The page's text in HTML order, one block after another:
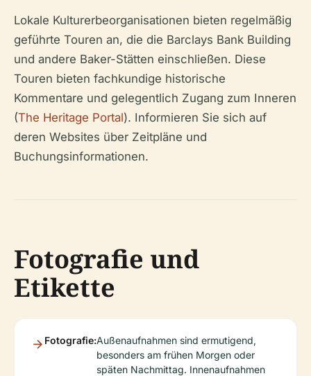
Lokale Kulturerbeorganisationen bieten regelmäßig
geführte Touren an, die die Barclays Bank Building
und andere Baker-Stätten einschließen. Diese
Touren bieten fachkundige historische
Kommentare und gelegentlich Zugang zum Inneren
(The Heritage Portal). Informieren Sie sich auf
deren Websites über Zeitpläne und
Buchungsinformationen.
Fotografie und
Etikette
Fotografie:Außenaufnahmen sind ermutigend,
besonders am frühen Morgen oder
späten Nachmittag. Innenaufnahmen